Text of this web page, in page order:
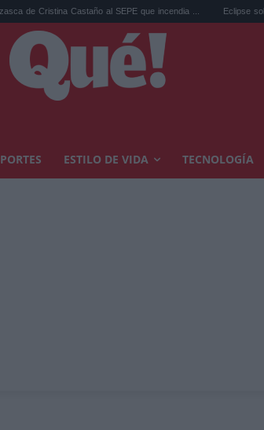
Castaño al SEPE que incendia ... Eclipse solar: la
ESTILO DE VIDA TECNOLOGÍA